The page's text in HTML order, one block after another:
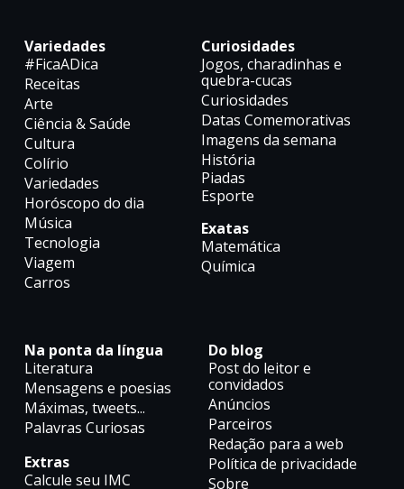
Variedades
#FicaADica
Receitas
Arte
Ciência & Saúde
Cultura
Colírio
Variedades
Horóscopo do dia
Música
Tecnologia
Viagem
Carros
Curiosidades
Jogos, charadinhas e
quebra-cucas
Curiosidades
Datas Comemorativas
Imagens da semana
História
Piadas
Esporte
Exatas
Matemática
Química
Na ponta da língua
Literatura
Mensagens e poesias
Máximas, tweets...
Palavras Curiosas
Extras
Calcule seu IMC
Do blog
Post do leitor e
convidados
Anúncios
Parceiros
Redação para a web
Política de privacidade
Sobre